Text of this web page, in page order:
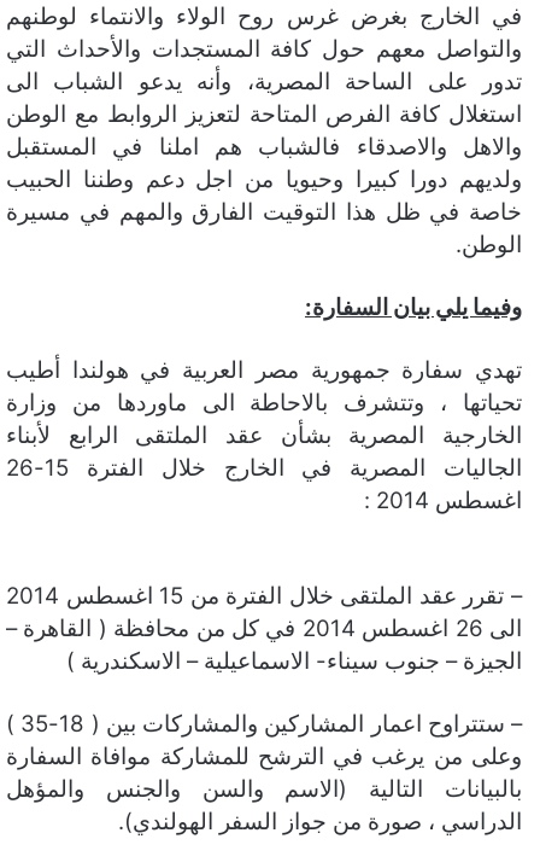
في الخارج بغرض غرس روح الولاء والانتماء لوطنهم
والتواصل معهم حول كافة المستجدات والأحداث التي
تدور على الساحة المصرية، وأنه يدعو الشباب الى
استغلال كافة الفرص المتاحة لتعزيز الروابط مع الوطن
والاهل والاصدقاء فالشباب هم املنا في المستقبل
ولديهم دورا كبيرا وحيويا من اجل دعم وطننا الحبيب
خاصة في ظل هذا التوقيت الفارق والمهم في مسيرة
الوطن.
وفيما يلي بيان السفارة:
تهدي سفارة جمهورية مصر العربية في هولندا أطيب
تحياتها ، وتتشرف بالاحاطة الى ماوردها من وزارة
الخارجية المصرية بشأن عقد الملتقى الرابع لأبناء
الجاليات المصرية في الخارج خلال الفترة 15-26
اغسطس 2014 :
– تقرر عقد الملتقى خلال الفترة من 15 اغسطس 2014
الى 26 اغسطس 2014 في كل من محافظة ( القاهرة –
الجيزة – جنوب سيناء- الاسماعيلية – الاسكندرية )
– ستتراوح اعمار المشاركين والمشاركات بين ( 18-35 )
وعلى من يرغب في الترشح للمشاركة موافاة السفارة
بالبيانات التالية (الاسم والسن والجنس والمؤهل
الدراسي ، صورة من جواز السفر الهولندي).